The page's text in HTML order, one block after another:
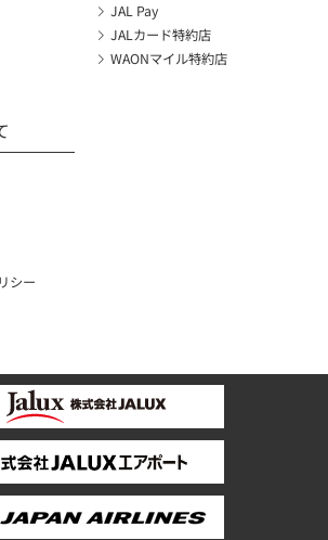
JAL Pay
JALカード特約店
WAONマイル特約店
シー